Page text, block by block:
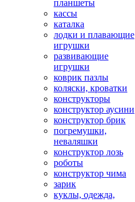
планшеты
кассы
каталка
лодки и плавающие
игрушки
развивающие
игрушки
коврик пазлы
коляски, кроватки
конструкторы
конструктор аусини
конструктор брик
погремушки,
неваляшки
конструктор лозь
роботы
конструктор чима
зарик
куклы, одежда,